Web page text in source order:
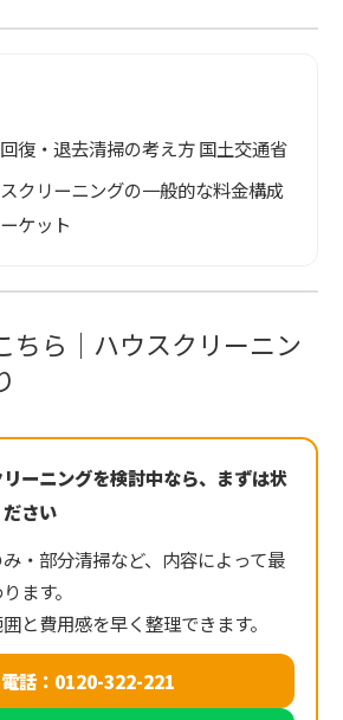
復・退去清掃の考え方国土交通省
クリーニングの一般的な料金構成
ケット
ちら｜ハウスクリーニン
ーニングを検討中なら、まずは状
さい
・部分清掃など、内容によって最
ます。
と費用感を早く整理できます。
電話：0120-322-221